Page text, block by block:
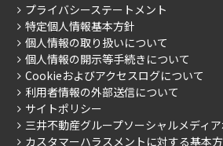
こだわりから探す
こだわり一覧
プレミアムマンション
新築
当社限定（港区・渋谷区）
当社限定（港区・渋谷区以外）
ご入居・提携サービス
お部屋探しからご契約まで
よくあるご質問
社宅紹介
【仲介会社様向け】当社仲介事業部取
会社情報
事業案内
採用情報
ニュースリリース
お問い合わせ
プライバシーステートメント
特定個人情報基本方針
個人情報の取り扱いについて
個人情報の開示等手続きについて
Cookieおよびアクセスログについて
利用者情報の外部送信について
サイトポリシー
三井不動産グループソーシャルメディ
カスタマーハラスメントに対する基本